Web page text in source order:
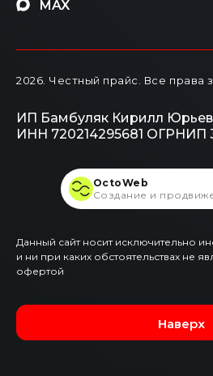
MAX
2026 . Честный прайс. Все права
ИП Бамбуляк Кирилл
ИНН 720214295681 ОГРНИП
Данный сайт носит исключительно
и ни при каких обстоятельствах не
офертой
Наверх
OctoWeb
Создание и